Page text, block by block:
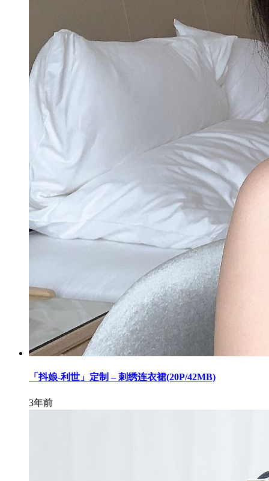
「抖娘-利世」定制 – 刺绣连衣裙(20P/42MB)
3年前